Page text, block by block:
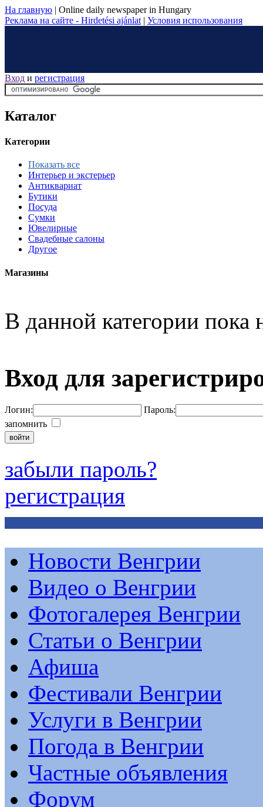
На главную | Online daily newspaper in Hungary
Реклама на сайте - Hirdetési ajánlat | Условия использования
Вход и регистрация
Каталог
Категории
Показать все
Интерьер и экстерьер
Антиквариат
Бутики
Посуда
Сумки
Ювелирные
Свадебные салоны
Другое
Магазины
В данной категории пока
Вход для
Логин:
Пароль:
запомнить
забыли пароль?
регистрация
Новости Венгрии
Видео о Венгрии
Фотогалерея Венгрии
Статьи о Венгрии
Афиша
Фестивали Венгрии
Услуги в Венгрии
Погода в Венгрии
Частные объявления
Форум